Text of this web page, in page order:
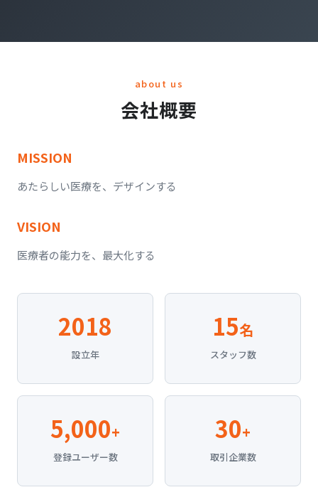
about us
会社概要
MISSION
あたらしい医療を、デザインする
VISION
医療者の能力を、最大化する
2018
設立年
15名
スタッフ数
5,000+
登録ユーザー数
30+
取引企業数